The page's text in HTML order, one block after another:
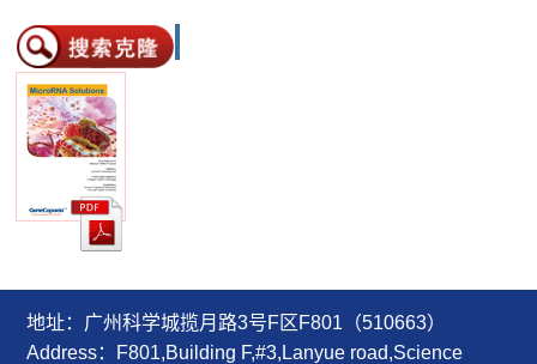
地址：广州科学城揽月路3号F区F801（510663）
Address：F801,Building F,#3,Lanyue road,Science